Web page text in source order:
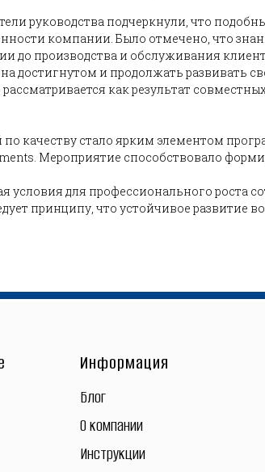
руководства подчеркнули, что
компании. Было отмечено, что
до производства и обслуживания
достигнутом и продолжать развивать
как результат
качеству стало ярким элементом
Мероприятие способствовало
условия для профессионального роста
принципу, что устойчивое
Информация
Блог
О компании
Инструкции